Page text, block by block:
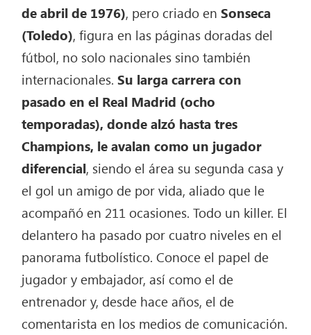
de abril de 1976), pero criado en Sonseca
(Toledo), figura en las páginas doradas del
fútbol, no solo nacionales sino también
internacionales. Su larga carrera con
pasado en el Real Madrid (ocho
temporadas), donde alzó hasta tres
Champions, le avalan como un jugador
diferencial, siendo el área su segunda casa y
el gol un amigo de por vida, aliado que le
acompañó en 211 ocasiones. Todo un killer. El
delantero ha pasado por cuatro niveles en el
panorama futbolístico. Conoce el papel de
jugador y embajador, así como el de
entrenador y, desde hace años, el de
comentarista en los medios de comunicación.